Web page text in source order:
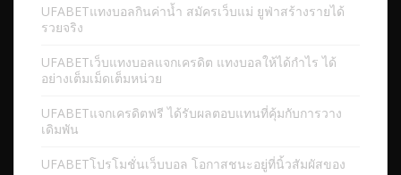
UFABETแทงบอลกินค่าน้ำ สมัครเว็บแม่ ยูฟ่าสร้างรายได้
รวยจริง
UFABETเว็บแทงบอลแจกเครดิต แทงบอลให้ได้กำไร ได้
อย่างเต็มเม็ดเต็มหน่วย
UFABETแจกเครดิตฟรี ได้รับผลตอบแทนที่คุ้มกับการวาง
เดิมพัน
UFABETโปรโมชั่นเว็บบอล โอกาสชนะอยู่ที่นิ้วสัมผัสของ